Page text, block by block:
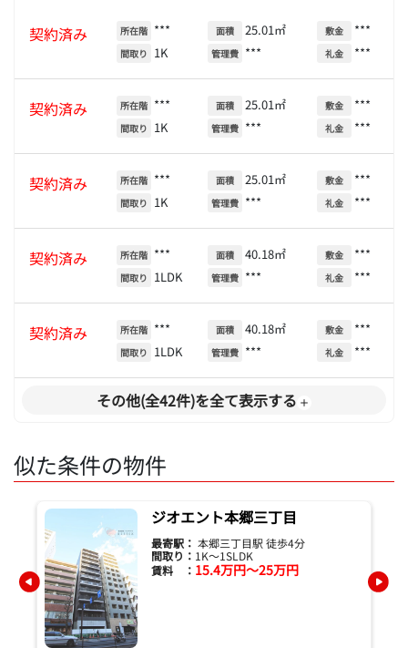
契約済み 所在階 ***
間取り 1K
面積 25.01㎡
管理費 ***
敷金 ***
礼金 ***
契約済み 所在階 ***
間取り 1K
面積 25.01㎡
管理費 ***
敷金 ***
礼金 ***
契約済み 所在階 ***
間取り 1K
面積 25.01㎡
管理費 ***
敷金 ***
礼金 ***
契約済み 所在階 ***
間取り 1LDK
面積 40.18㎡
管理費 ***
敷金 ***
礼金 ***
契約済み 所在階 ***
間取り 1LDK
面積 40.18㎡
管理費 ***
敷金 ***
礼金 ***
その他(全42件)を全て表示する
似た条件の物件
ジオエント本郷三丁目
最寄駅： 本郷三丁目駅 徒歩4分
間取り： 1K～1SLDK
賃料 ： 15.4万円～25万円